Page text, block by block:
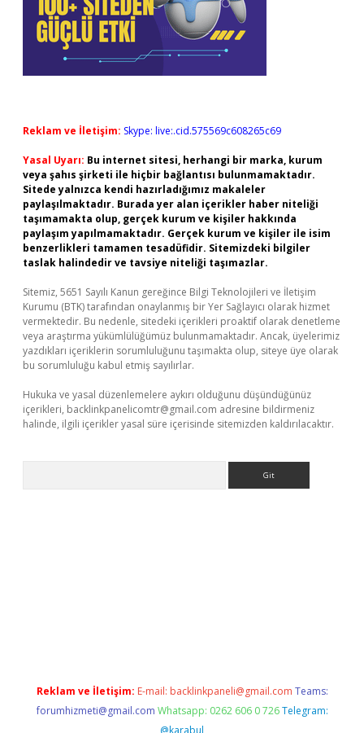
Reklam ve İletişim: Skype: live:.cid.575569c608265c69
Yasal Uyarı: Bu internet sitesi, herhangi bir marka, kurum
veya şahıs şirketi ile hiçbir bağlantısı bulunmamaktadır.
Sitede yalnızca kendi hazırladığımız makaleler
paylaşılmaktadır. Burada yer alan içerikler haber niteliği
taşımamakta olup, gerçek kurum ve kişiler hakkında
paylaşım yapılmamaktadır. Gerçek kurum ve kişiler ile isim
benzerlikleri tamamen tesadüfidir. Sitemizdeki bilgiler
taslak halindedir ve tavsiye niteliği taşımazlar.
Sitemiz, 5651 Sayılı Kanun gereğince Bilgi Teknolojileri ve İletişim
Kurumu (BTK) tarafından onaylanmış bir Yer Sağlayıcı olarak hizmet
vermektedir. Bu nedenle, sitedeki içerikleri proaktif olarak denetleme
veya araştırma yükümlülüğümüz bulunmamaktadır. Ancak, üyelerimiz
yazdıkları içeriklerin sorumluluğunu taşımakta olup, siteye üye olarak
bu sorumluluğu kabul etmiş sayılırlar.
Hukuka ve yasal düzenlemelere aykırı olduğunu düşündüğünüz
içerikleri, backlinkpanelicomtr@gmail.com adresine bildirmeniz
halinde, ilgili içerikler yasal süre içerisinde sitemizden kaldırılacaktır.
Reklam ve İletişim: E-mail: backlinkpaneli@gmail.com Teams:
forumhizmeti@gmail.com Whatsapp: 0262 606 0 726 Telegram:
@karabul